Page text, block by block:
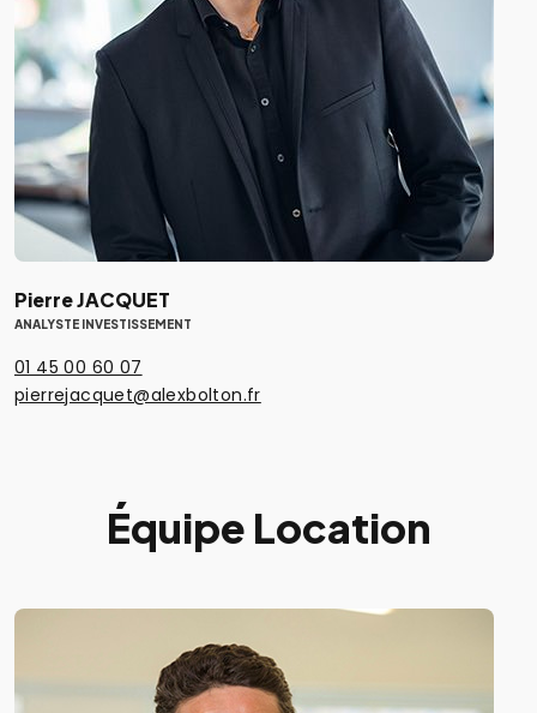
Pierre JACQUET
ANALYSTE INVESTISSEMENT
01 45 00 60 07
pierrejacquet@alexbolton.fr
Équipe Location